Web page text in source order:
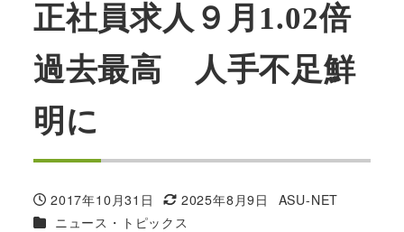
正社員求人９月1.02倍
過去最高 人手不足鮮
明に
投稿日
2017年10月31日
更新日
2025年8月9日
著
ASU-NET
カテゴリー
ニュース・トピックス